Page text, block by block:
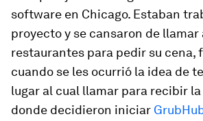
software en Chicago. Estaban
proyecto y se cansaron de llamar
restaurantes para pedir su cena,
cuando se les ocurrió la idea de
lugar al cual llamar para recibir
donde decidieron iniciar